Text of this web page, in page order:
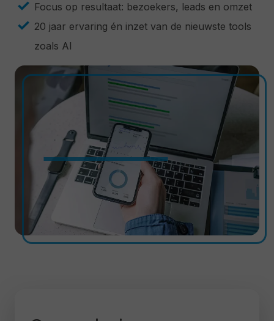
Focus op resultaat: bezoekers, leads en omzet
20 jaar ervaring én inzet van de nieuwste tools
zoals AI